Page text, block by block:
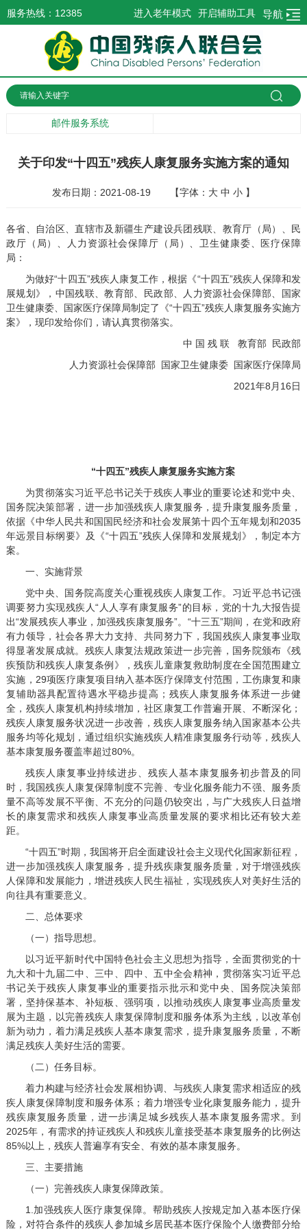
服务热线：12385 导航
开启辅助工具
进入老年模式
邮件服务系统
关于印发“十四五”残疾人康复服务实施方案的通知
发布日期：2021-08-19 【字体： 大 中 小 】
各省、自治区、直辖市及新疆生产建设兵团残联、教育厅（局）、民
政厅（局）、人力资源社会保障厅（局）、卫生健康委、医疗保障
局：
为做好“十四五”残疾人康复工作，根据《“十四五”残疾人保障和发
展规划》，中国残联、教育部、民政部、人力资源社会保障部、国家
卫生健康委、国家医疗保障局制定了《“十四五”残疾人康复服务实施方
案》，现印发给你们，请认真贯彻落实。
中 国 残 联 教育部 民政部
人力资源社会保障部 国家卫生健康委 国家医疗保障局
2021年8月16日
“十四五”残疾人康复服务实施方案
为贯彻落实习近平总书记关于残疾人事业的重要论述和党中央、
国务院决策部署，进一步加强残疾人康复服务，提升康复服务质量，
依据《中华人民共和国国民经济和社会发展第十四个五年规划和2035
年远景目标纲要》及《“十四五”残疾人保障和发展规划》，制定本方
案。
一、实施背景
党中央、国务院高度关心重视残疾人康复工作。习近平总书记强
调要努力实现残疾人“人人享有康复服务”的目标，党的十九大报告提
出“发展残疾人事业，加强残疾康复服务”。“十三五”期间，在党和政府
有力领导，社会各界大力支持、共同努力下，我国残疾人康复事业取
得显著发展成就。残疾人康复法规政策进一步完善，国务院颁布《残
疾预防和残疾人康复条例》，残疾儿童康复救助制度在全国范围建立
实施，29项医疗康复项目纳入基本医疗保障支付范围，工伤康复和康
复辅助器具配置待遇水平稳步提高；残疾人康复服务体系进一步健
全，残疾人康复机构持续增加，社区康复工作普遍开展、不断深化；
残疾人康复服务状况进一步改善，残疾人康复服务纳入国家基本公共
服务均等化规划，通过组织实施残疾人精准康复服务行动等，残疾人
基本康复服务覆盖率超过80%。
残疾人康复事业持续进步、残疾人基本康复服务初步普及的同
时，我国残疾人康复保障制度不完善、专业化服务能力不强、服务质
量不高等发展不平衡、不充分的问题仍较突出，与广大残疾人日益增
长的康复需求和残疾人康复事业高质量发展的要求相比还有较大差
距。
“十四五”时期，我国将开启全面建设社会主义现代化国家新征程，
进一步加强残疾人康复服务，提升残疾康复服务质量，对于增强残疾
人保障和发展能力，增进残疾人民生福祉，实现残疾人对美好生活的
向往具有重要意义。
二、总体要求
（一）指导思想。
以习近平新时代中国特色社会主义思想为指导，全面贯彻党的十
九大和十九届二中、三中、四中、五中全会精神，贯彻落实习近平总
书记关于残疾人康复事业的重要指示批示和党中央、国务院决策部
署，坚持保基本、补短板、强弱项，以推动残疾人康复事业高质量发
展为主题，以完善残疾人康复保障制度和服务体系为主线，以改革创
新为动力，着力满足残疾人基本康复需求，提升康复服务质量，不断
满足残疾人美好生活的需要。
（二）任务目标。
着力构建与经济社会发展相协调、与残疾人康复需求相适应的残
疾人康复保障制度和服务体系；着力增强专业化康复服务能力，提升
残疾康复服务质量，进一步满足城乡残疾人基本康复服务需求。到
2025年，有需求的持证残疾人和残疾儿童接受基本康复服务的比例达
85%以上，残疾人普遍享有安全、有效的基本康复服务。
三、主要措施
（一）完善残疾人康复保障政策。
1.加强残疾人医疗康复保障。帮助残疾人按规定加入基本医疗保
险，对符合条件的残疾人参加城乡居民基本医疗保险个人缴费部分给